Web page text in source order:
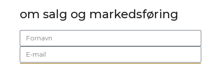
om salg og markedsføring